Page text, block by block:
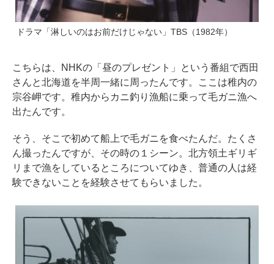
ドラマ「淋しいのはお前だけじゃない」TBS（1982年）
こちらは、NHKの「昼のプレゼント」という番組で西田
さんと北海道を半周一緒に周ったんです。ここは稚内の
宗谷岬です。稚内からカニ釣り漁船に乗って毛ガニ漁へ
出たんです。
そう、そこで初めて船上で毛ガニを食べたんだ。たくさ
ん撮ったんですが、その時の１シーン。北方領土ギリギ
リまで漁をしているところについてゆき、普通の人は経
験できないことを経験させてもらいました。